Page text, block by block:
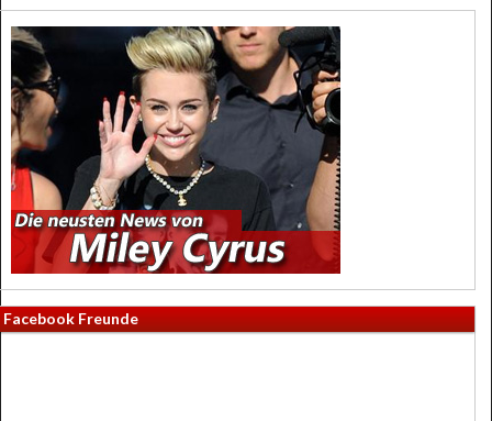
Facebook Freunde